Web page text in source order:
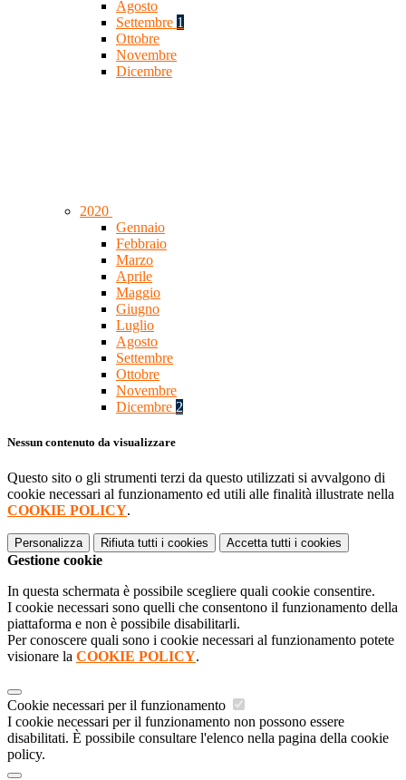
Agosto
Settembre 1
Ottobre
Novembre
Dicembre
2020
Gennaio
Febbraio
Marzo
Aprile
Maggio
Giugno
Luglio
Agosto
Settembre
Ottobre
Novembre
Dicembre 2
Nessun contenuto da visualizzare
Questo sito o gli strumenti terzi da questo utilizzati si avvalgono di
cookie necessari al funzionamento ed utili alle finalità illustrate nella
COOKIE POLICY.
Personalizza Rifiuta tutti i cookies Accetta tutti i cookies
Gestione cookie
In questa schermata è possibile scegliere quali cookie consentire.
I cookie necessari sono quelli che consentono il funzionamento della
piattaforma e non è possibile disabilitarli.
Per conoscere quali sono i cookie necessari al funzionamento potete
visionare la COOKIE POLICY.
Cookie necessari per il funzionamento
I cookie necessari per il funzionamento non possono essere
disabilitati. È possibile consultare l'elenco nella pagina della cookie
policy.